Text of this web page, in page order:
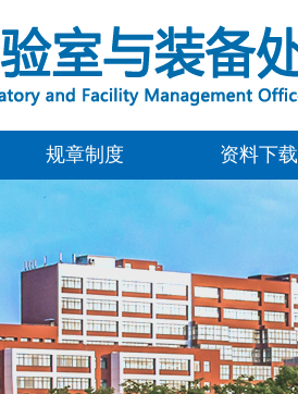
规章制度 资料下载